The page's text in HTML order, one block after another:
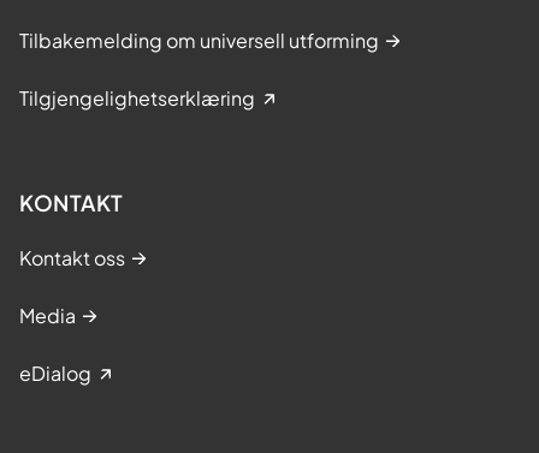
Tilbakemelding om universell utforming
Tilgjengelighetserklæring
KONTAKT
Kontakt oss
Media
eDialog